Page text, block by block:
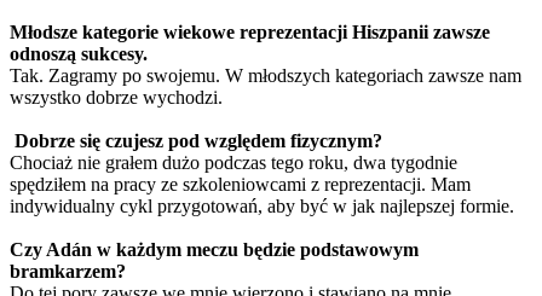
Młodsze kategorie wiekowe reprezentacji Hiszpanii zawsze
odnoszą sukcesy.
Tak. Zagramy po swojemu. W młodszych kategoriach zawsze nam
wszystko dobrze wychodzi.
Dobrze się czujesz pod względem fizycznym?
Chociaż nie grałem dużo podczas tego roku, dwa tygodnie
spędziłem na pracy ze szkoleniowcami z reprezentacji. Mam
indywidualny cykl przygotowań, aby być w jak najlepszej formie.
Czy Adán w każdym meczu będzie podstawowym
bramkarzem?